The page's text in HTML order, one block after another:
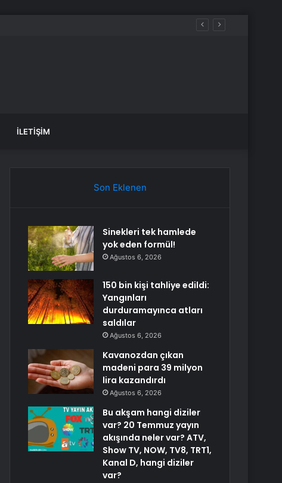
İLETIŞIM
Son Eklenen
Sinekleri tek hamlede
yok eden formül!
Ağustos 6, 2026
150 bin kişi tahliye edildi:
Yangınları
durduramayınca atları
saldılar
Ağustos 6, 2026
Kavanozdan çıkan
madeni para 39 milyon
lira kazandırdı
Ağustos 6, 2026
Bu akşam hangi diziler
var? 20 Temmuz yayın
akışında neler var? ATV,
Show TV, NOW, TV8, TRT1,
Kanal D, hangi diziler
var?